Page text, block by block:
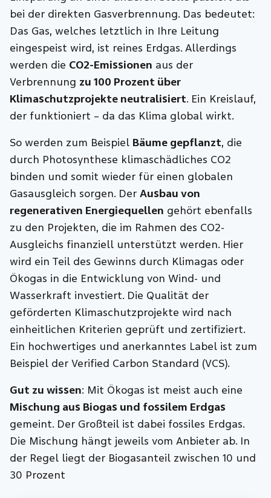
bei der direkten Gasverbrennung. Das bedeutet:
Das Gas, welches letztlich in Ihre Leitung
eingespeist wird, ist reines Erdgas. Allerdings
werden die CO2-Emissionen aus der
Verbrennung zu 100 Prozent über
Klimaschutzprojekte neutralisiert. Ein Kreislauf,
der funktioniert – da das Klima global wirkt.
So werden zum Beispiel Bäume gepflanzt, die
durch Photosynthese klimaschädliches CO2
binden und somit wieder für einen globalen
Gasausgleich sorgen. DerAusbau von
regenerativen Energiequellen gehört ebenfalls
zu den Projekten, die im Rahmen des CO2-
Ausgleichs finanziell unterstützt werden. Hier
wird ein Teil des Gewinns durch Klimagas oder
Ökogas in die Entwicklung von Wind- und
Wasserkraft investiert. Die Qualität der
geförderten Klimaschutzprojekte wird nach
einheitlichen Kriterien geprüft und zertifiziert.
Ein hochwertiges und anerkanntes Label ist zum
Beispiel der Verified Carbon Standard (VCS).
Gut zu wissen: Mit Ökogas ist meist auch eine
Mischung aus Biogas und fossilem Erdgas
gemeint. Der Großteil ist dabei fossiles Erdgas.
Die Mischung hängt jeweils vom Anbieter ab. In
der Regel liegt der Biogasanteil zwischen 10 und
30 Prozent